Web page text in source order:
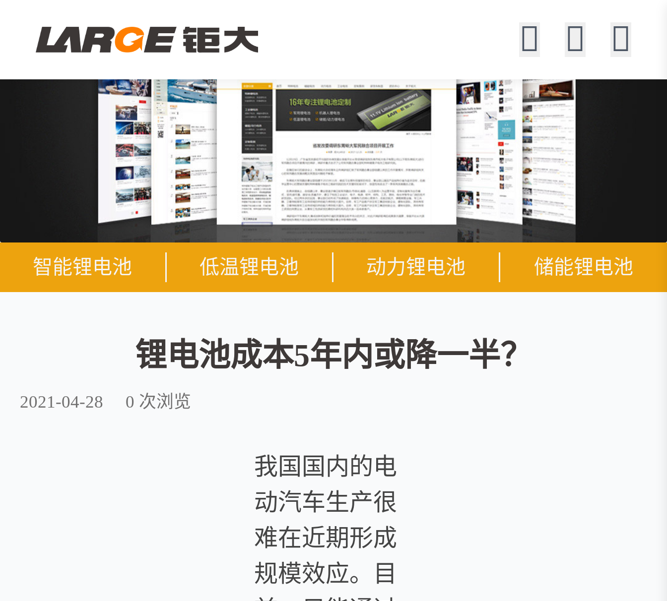
智能锂电池 低温锂电池 动力锂电池 储能锂电池
锂电池成本5年内或降一半？
2021-04-28 0 次浏览
我国国内的电
动汽车生产很
难在近期形成
规模效应。目